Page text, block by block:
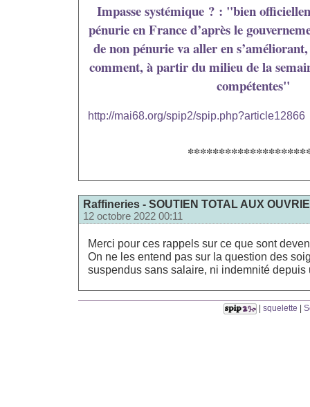
Impasse systémique ? : "bien
pénurie en France d’après le
de non pénurie va aller en
comment, à partir du milieu de la
compétentes"
http://mai68.org/spip2/spip.php?article12866
Raffineries - SOUTIEN TOTAL AUX
12 octobre 2022 00:11
Merci pour ces rappels sur ce que sont
On ne les entend pas sur la question des
suspendus sans salaire, ni indemnité depuis
squelette